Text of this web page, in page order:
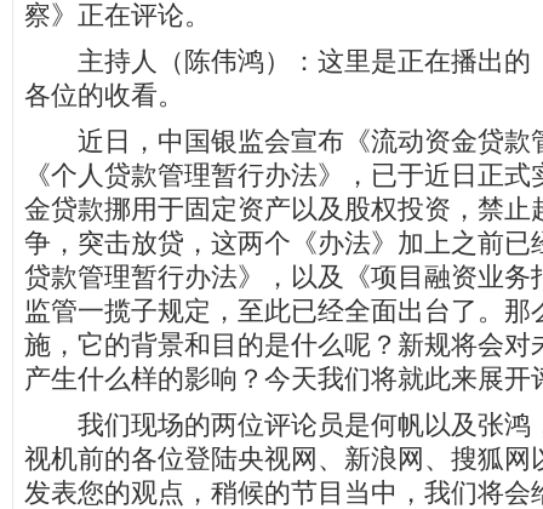
察》正在评论。
主持人（陈伟鸿）：这里是正在播出的
各位的收看。
近日，中国银监会宣布《流动资金贷款
《个人贷款管理暂行办法》，已于近日正
金贷款挪用于固定资产以及股权投资，禁止
争，突击放贷，这两个《办法》加上之前已
贷款管理暂行办法》，以及《项目融资业务
监管一揽子规定，至此已经全面出台了。那
施，它的背景和目的是什么呢？新规将会对
产生什么样的影响？今天我们将就此来展开
我们现场的两位评论员是何帆以及张鸿
视机前的各位登陆央视网、新浪网、搜狐网
发表您的观点，稍候的节目当中，我们将会